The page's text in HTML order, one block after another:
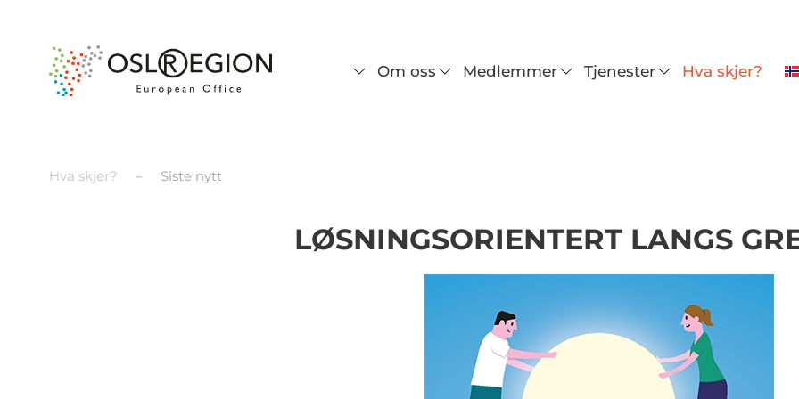
Om oss Medlemmer Tjenester Hva skjer?
Hva skjer? Siste nytt
LØSNINGSORIENTERT LANGS